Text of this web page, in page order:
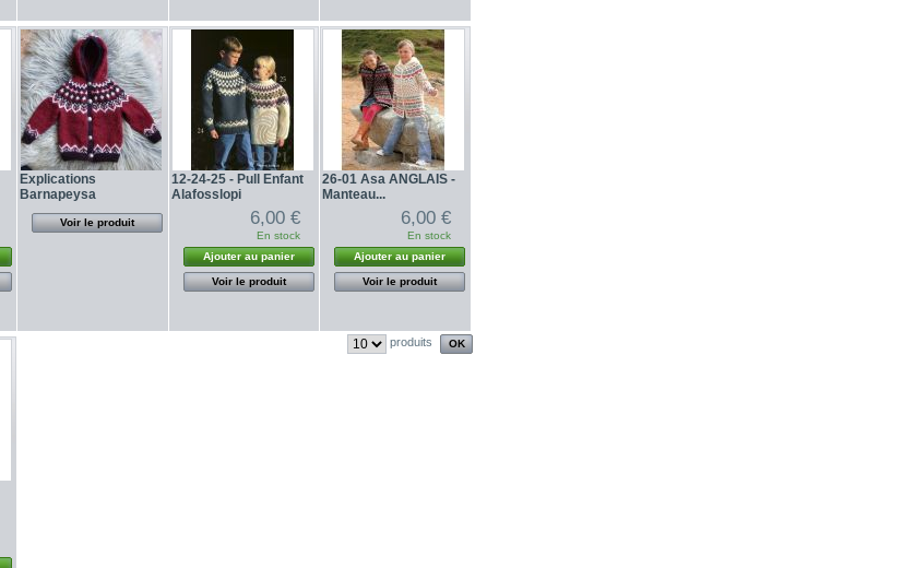
Explications
Barnapeysa
Voir le produit
12-24-25 - Pull Enfant
Alafosslopi
6,00 €
En stock
Ajouter au panier
Voir le produit
26-01 Asa ANGLAIS -
Manteau...
6,00 €
En stock
Ajouter au panier
Voir le produit
produits